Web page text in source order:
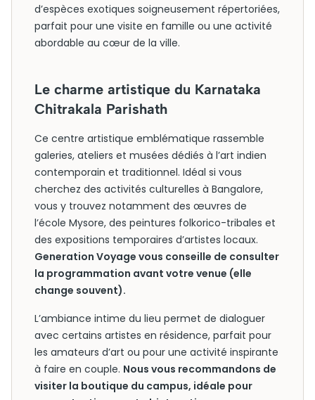
d’espèces exotiques soigneusement répertoriées,
parfait pour une visite en famille ou une activité
abordable au cœur de la ville.
Le charme artistique du Karnataka
Chitrakala Parishath
Ce centre artistique emblématique rassemble
galeries, ateliers et musées dédiés à l’art indien
contemporain et traditionnel. Idéal si vous
cherchez des activités culturelles à Bangalore,
vous y trouvez notamment des œuvres de
l’école Mysore, des peintures folkorico-tribales et
des expositions temporaires d’artistes locaux.
Generation Voyage vous conseille de consulter
la programmation avant votre venue (elle
change souvent).
L’ambiance intime du lieu permet de dialoguer
avec certains artistes en résidence, parfait pour
les amateurs d’art ou pour une activité inspirante
à faire en couple. Nous vous recommandons de
visiter la boutique du campus, idéale pour